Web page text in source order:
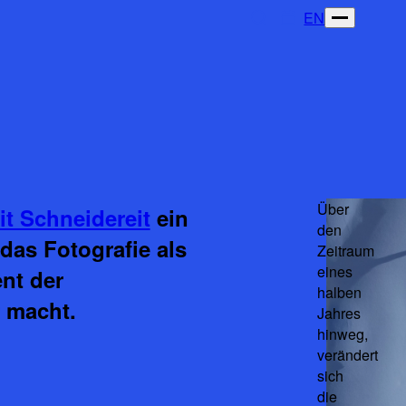
EN
Schneidereit ein
Fotografie als
der
Über
den
Zeitraum
eines
halben
Jahres
hinweg,
verändert
sich
die